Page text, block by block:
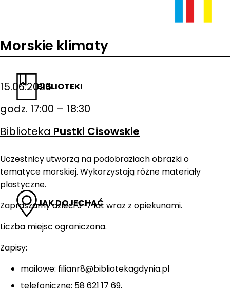
BIBLIOTEKI
JAK DOJECHAĆ
Morskie klimaty
15.06.2026
godz. 17:00 – 18:30
Biblioteka Pustki Cisowskie
Uczestnicy utworzą na podobraziach obrazki o
tematyce morskiej. Wykorzystają różne materiały
plastyczne.
Zapraszamy dzieci 3-7 lat wraz z opiekunami.
Liczba miejsc ograniczona.
Zapisy:
mailowe: filianr8@bibliotekagdynia.pl
telefoniczne: 58 621 17 69,